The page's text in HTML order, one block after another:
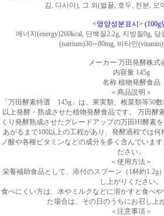
김, 다시마), 그 외(벌꿀, 호두, 전분, 오
<영양성분표시> (100g
에너지(energy)260kcal, 단백질2.2g, 지방질0g,
(natrium)30∼80mg, 비타민
メーカー 万田発酵株式
内容量 145g
名称 植物発酵食品
＜商品説明＞
「 万田酵素特選 145g 」は、果実類、根菜類等50
以上発酵・熟成させた植物発酵食品です。 万田酵
くり発酵熟成させたグレードアップの万田HI酵素
あがるまで100以上の工程があり、発酵過程では何
ノ酸や各種ビタミンなどの成分を多く含んでいま
ださい。
＜使用方法＞
栄養補助食品として、添付のスプーン（1杯約1.2g
し上がりください。
食べにくい方は、水やミルクなどに溶かすと食べ
た場合は、その日のうちにお召し上
＜注意事項＞